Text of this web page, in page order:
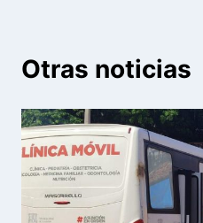
Otras noticias